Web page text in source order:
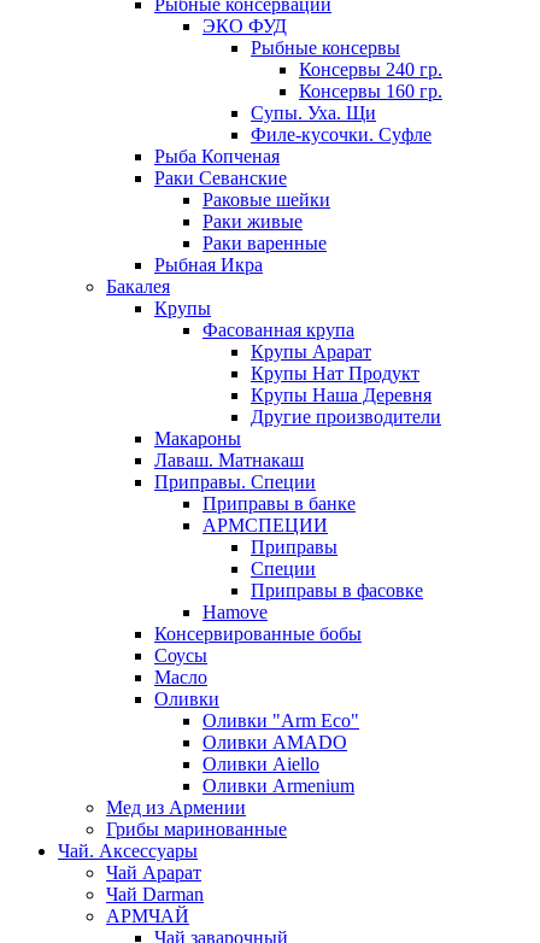
Рыбные консервации
ЭКО ФУД
Рыбные консервы
Консервы 240 гр.
Консервы 160 гр.
Супы. Уха. Щи
Филе-кусочки. Суфле
Рыба Копченая
Раки Севанские
Раковые шейки
Раки живые
Раки варенные
Рыбная Икра
Бакалея
Крупы
Фасованная крупа
Крупы Арарат
Крупы Нат Продукт
Крупы Наша Деревня
Другие производители
Макароны
Лаваш. Матнакаш
Приправы. Специи
Приправы в банке
АРМСПЕЦИИ
Приправы
Специи
Приправы в фасовке
Hamove
Консервированные бобы
Соусы
Масло
Оливки
Оливки "Arm Eco"
Оливки AMADO
Оливки Aiello
Оливки Armenium
Мед из Армении
Грибы маринованные
Чай. Аксессуары
Чай Арарат
Чай Darman
АРМЧАЙ
Чай заварочный